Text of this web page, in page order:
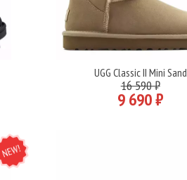
Подробнее
UGG Classic II Mini Sand
16 590 ₽
9 690 ₽
NEW